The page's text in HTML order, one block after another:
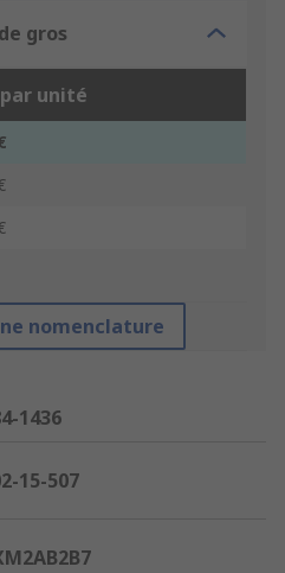
gros
unité
nomenclature
1436
15-507